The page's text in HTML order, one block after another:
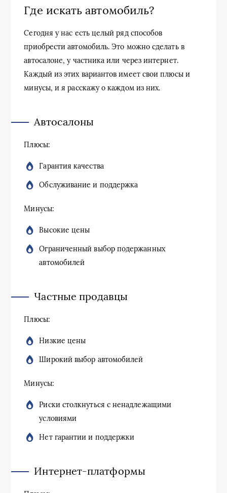
Где искать автомобиль?
Сегодня у нас есть целый ряд способов
приобрести автомобиль. Это можно сделать в
автосалоне, у частника или через интернет.
Каждый из этих вариантов имеет свои плюсы и
минусы, и я расскажу о каждом из них.
Автосалоны
Плюсы:
Гарантия качества
Обслуживание и поддержка
Минусы:
Высокие цены
Ограниченный выбор подержанных
автомобилей
Частные продавцы
Плюсы:
Низкие цены
Широкий выбор автомобилей
Минусы:
Риски столкнуться с ненадлежащими
условиями
Нет гарантии и поддержки
Интернет-платформы